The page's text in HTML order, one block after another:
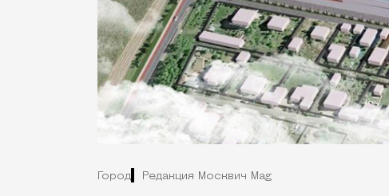
Город Редакция Москвич Mag